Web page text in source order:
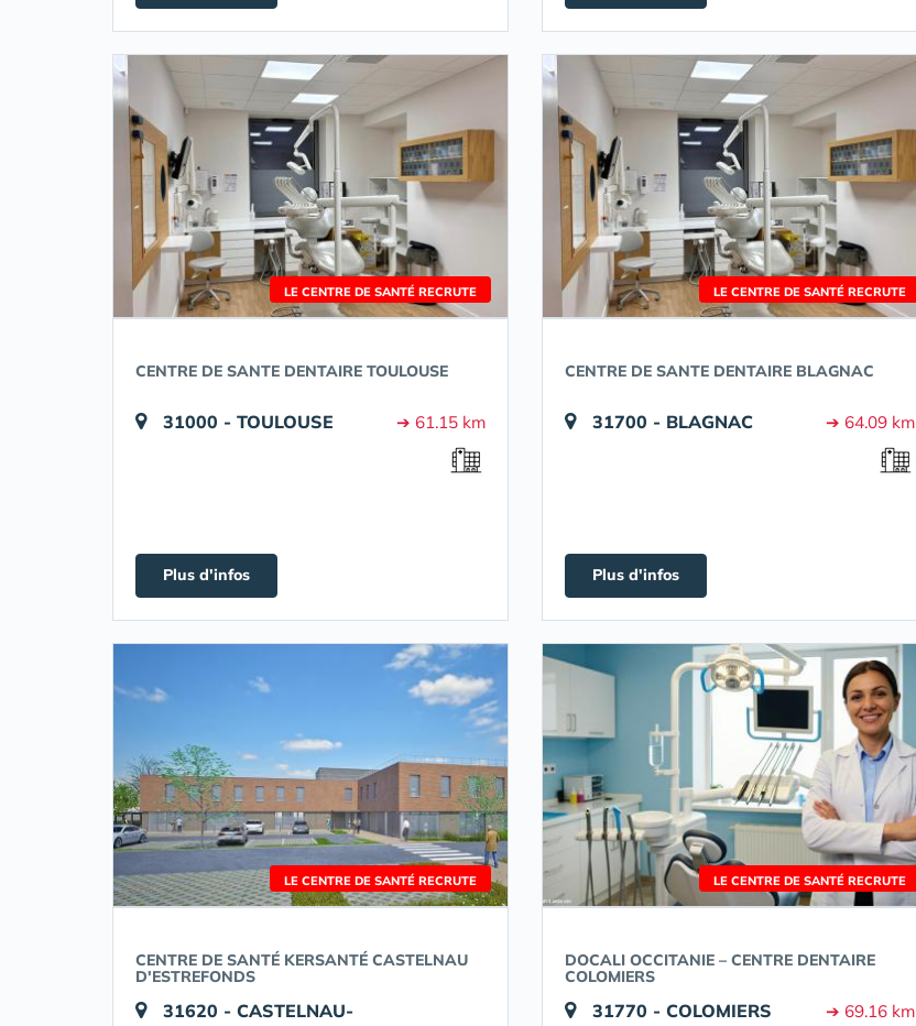
LE CENTRE DE SANTÉ RECRUTE
CENTRE DE SANTE DENTAIRE TOULOUSE
31000 - TOULOUSE ➔ 61.15 km
Plus d'infos
LE CENTRE DE SANTÉ RECRUTE
CENTRE DE SANTE DENTAIRE BLAGNAC
31700 - BLAGNAC ➔ 64.09 km
Plus d'infos
LE CENTRE DE SANTÉ RECRUTE
CENTRE DE SANTÉ KERSANTÉ CASTELNAU
D'ESTREFONDS
31620 - CASTELNAU-
LE CENTRE DE SANTÉ RECRUTE
DOCALI OCCITANIE – CENTRE DENTAIRE
COLOMIERS
31770 - COLOMIERS ➔ 69.16 km